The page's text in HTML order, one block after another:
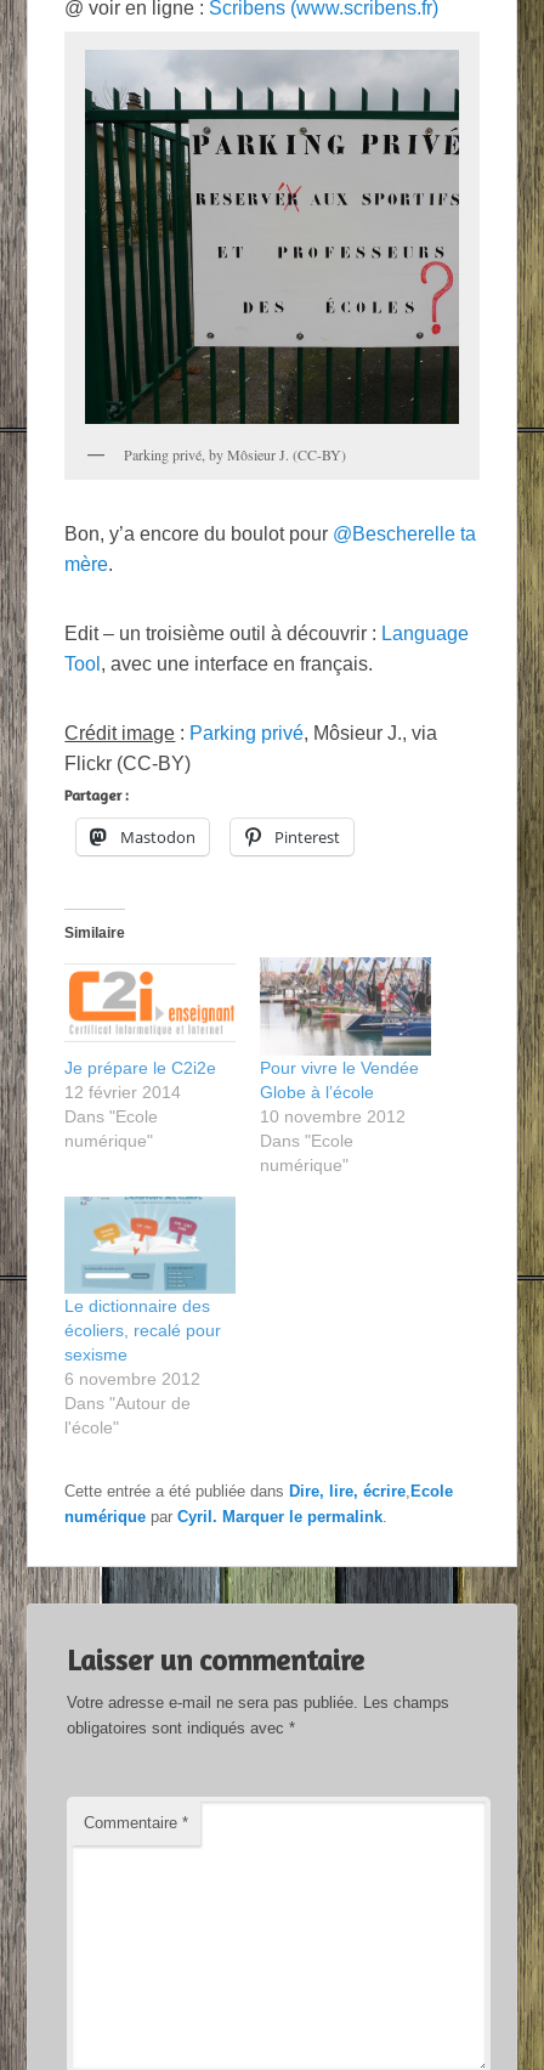
@ voir en ligne : Scribens (www.scribens.fr)
Parking privé, by Môsieur J. (CC-BY)
Bon, y’a encore du boulot pour @Bescherelle ta
mère.
Edit – un troisième outil à découvrir : Language
Tool , avec une interface en français.
Crédit image : Parking privé, Môsieur J., via
Flickr (CC-BY)
Partager :
Mastodon Pinterest
Similaire
Je prépare le C2i2e
12 février 2014
Dans "Ecole
numérique"
Pour vivre le Vendée
Globe à l’école
10 novembre 2012
Dans "Ecole
numérique"
Le dictionnaire des
écoliers, recalé pour
sexisme
6 novembre 2012
Dans "Autour de
l'école"
Cette entrée a été publiée dans Dire, lire, écrire Ecole
numérique parCyril. Marquer lepermalink
Laisser un commentaire
Votre adresse e-mail ne sera pas publiée.
Les champs
obligatoires sont indiqués avec*
Commentaire*